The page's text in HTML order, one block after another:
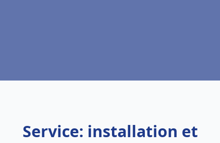
Service: installation et